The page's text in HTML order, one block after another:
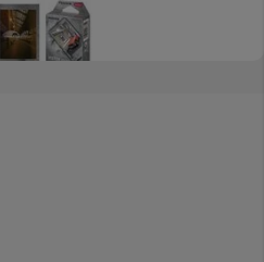
Instax Mini 10pk